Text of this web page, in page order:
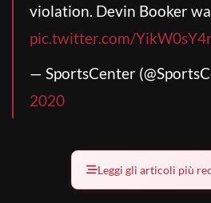
violation. Devin Booker
pic.twitter.com/
— SportsCenter
2020
Leggi gli articoli più